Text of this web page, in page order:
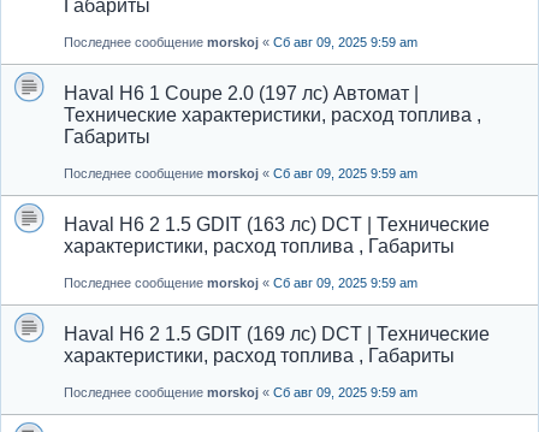
Габариты
Последнее сообщение morskoj « Сб авг 09, 2025 9:59 am
Haval H6 1 Coupe 2.0 (197 лс) Автомат |
Технические характеристики, расход топлива ,
Габариты
Последнее сообщение morskoj « Сб авг 09, 2025 9:59 am
Haval H6 2 1.5 GDIT (163 лс) DCT | Технические
характеристики, расход топлива , Габариты
Последнее сообщение morskoj « Сб авг 09, 2025 9:59 am
Haval H6 2 1.5 GDIT (169 лс) DCT | Технические
характеристики, расход топлива , Габариты
Последнее сообщение morskoj « Сб авг 09, 2025 9:59 am